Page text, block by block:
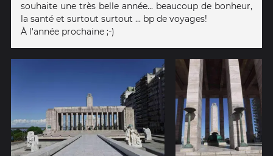
souhaite une très belle année... beaucoup de bonheur,
la santé et surtout surtout ... bp de voyages!
À l'année prochaine ;-)